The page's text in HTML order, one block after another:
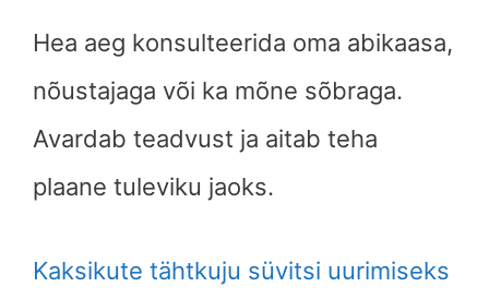
Hea aeg konsulteerida oma abikaasa,
nõustajaga või ka mõne sõbraga.
Avardab teadvust ja aitab teha
plaane tuleviku jaoks.
Kaksikute tähtkuju süvitsi uurimiseks